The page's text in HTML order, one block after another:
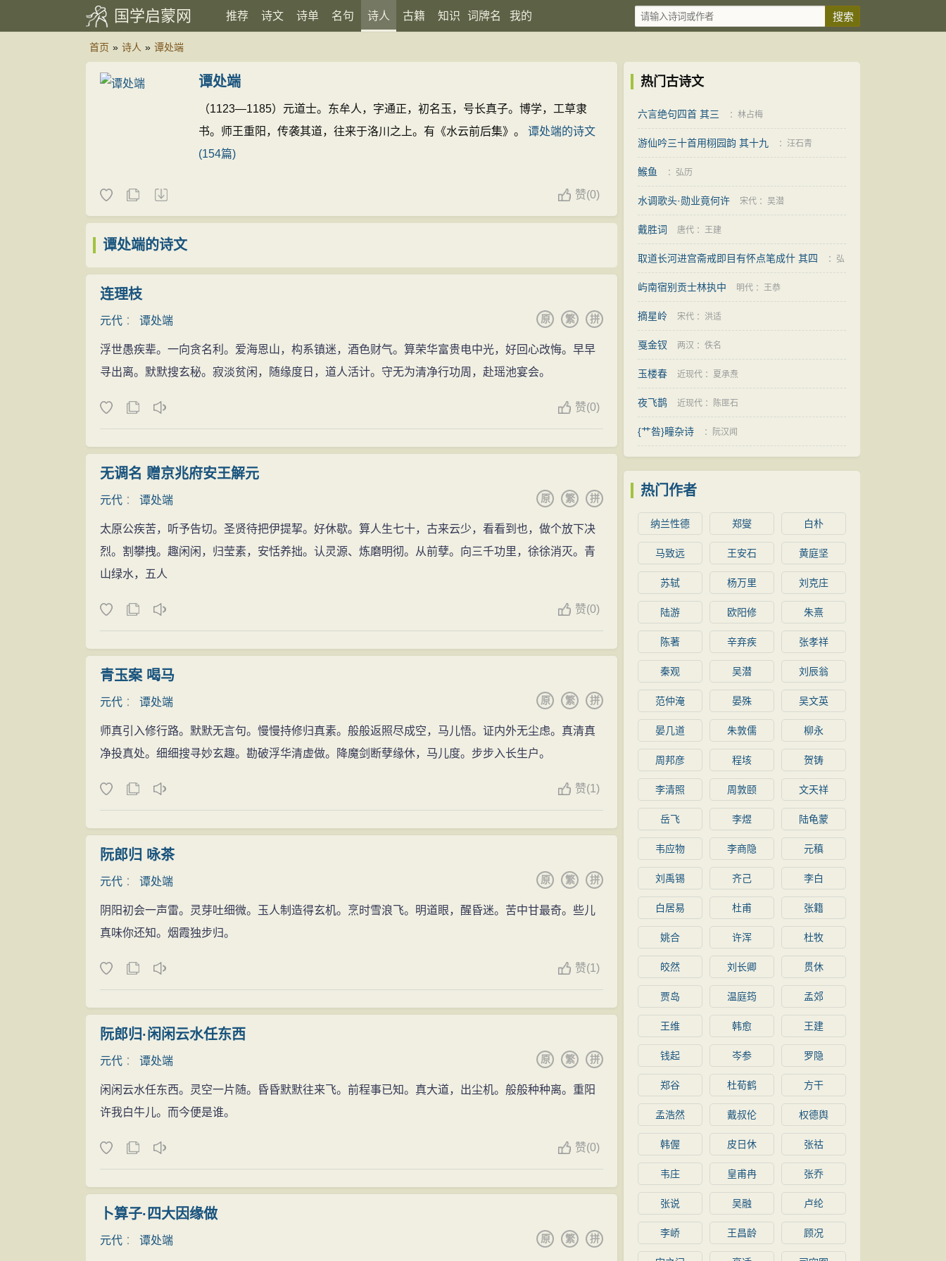
国学启蒙网 推荐 诗文 诗单 名句 诗人 古籍 知识 词牌名 我的
首页 » 诗人 » 谭处端
谭处端
（1123—1185）元道士。东牟人，字通正，初名玉，号长真子。博学，工草隶
书。师王重阳，传袭其道，往来于洛川之上。有《水云前后集》。 谭处端的诗文
(154篇)
赞(0)
谭处端的诗文
连理枝
元代 ： 谭处端 拼
繁
原
浮世愚疾辈。一向贪名利。爱海恩山，构系镇迷，酒色财气。算荣华富贵电中光，好回心改悔。早早
寻出离。默默搜玄秘。寂淡贫闲，随缘度日，道人活计。守无为清净行功周，赴瑶池宴会。
赞(0)
无调名 赠京兆府安王解元
元代 ： 谭处端 拼
繁
原
太原公疾苦，听予告切。圣贤待把伊提挈。好休歇。算人生七十，古来云少，看看到也，做个放下决
烈。割攀拽。趣闲闲，归莹素，安恬养拙。认灵源、炼磨明彻。从前孽。向三千功里，徐徐消灭。青
山绿水，五人
赞(0)
青玉案 喝马
元代 ： 谭处端 拼
繁
原
师真引入修行路。默默无言句。慢慢持修归真素。般般返照尽成空，马儿悟。证内外无尘虑。真清真
净投真处。细细搜寻妙玄趣。勘破浮华清虚做。降魔剑断孽缘休，马儿度。步步入长生户。
赞(1)
阮郎归 咏茶
元代 ： 谭处端 拼
繁
原
阴阳初会一声雷。灵芽吐细微。玉人制造得玄机。烹时雪浪飞。明道眼，醒昏迷。苦中甘最奇。些儿
真味你还知。烟霞独步归。
赞(1)
阮郎归·闲闲云水任东西
元代 ： 谭处端 拼
繁
原
闲闲云水任东西。灵空一片随。昏昏默默往来飞。前程事已知。真大道，出尘机。般般种种离。重阳
许我白牛儿。而今便是谁。
赞(0)
卜算子·四大因缘做
元代 ： 谭处端 拼
繁
原
热门古诗文
六言绝句四首 其三 ： 林占梅
游仙吟三十首用栩园韵 其十九 ： 汪石青
鯸鱼 ： 弘历
水调歌头·勋业竟何许 宋代 ： 吴潜
戴胜词 唐代 ： 王建
取道长河进宫斋戒即目有怀点笔成什 其四 ： 弘
历
屿南宿别贡士林执中 明代 ： 王恭
摘星岭 宋代 ： 洪适
戛金钗 两汉 ： 佚名
玉楼春 近现代 ： 夏承焘
夜飞鹊 近现代 ： 陈匪石
{艹咎}疃杂诗 ： 阮汉闻
热门作者
纳兰性德 郑燮 白朴
马致远 王安石 黄庭坚
苏轼 杨万里 刘克庄
陆游 欧阳修 朱熹
陈著 辛弃疾 张孝祥
秦观 吴潜 刘辰翁
范仲淹 晏殊 吴文英
晏几道 朱敦儒 柳永
周邦彦 程垓 贺铸
李清照 周敦颐 文天祥
岳飞 李煜 陆龟蒙
韦应物 李商隐 元稹
刘禹锡 齐己 李白
白居易 杜甫 张籍
姚合 许浑 杜牧
皎然 刘长卿 贯休
贾岛 温庭筠 孟郊
王维 韩愈 王建
钱起 岑参 罗隐
郑谷 杜荀鹤 方干
孟浩然 戴叔伦 权德舆
韩偓 皮日休 张祜
韦庄 皇甫冉 张乔
张说 吴融 卢纶
李峤 王昌龄 顾况